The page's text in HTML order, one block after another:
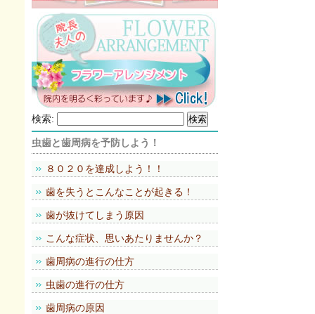
検索:
虫歯と歯周病を予防しよう！
８０２０を達成しよう！！
歯を失うとこんなことが起きる！
歯が抜けてしまう原因
こんな症状、思いあたりませんか？
歯周病の進行の仕方
虫歯の進行の仕方
歯周病の原因